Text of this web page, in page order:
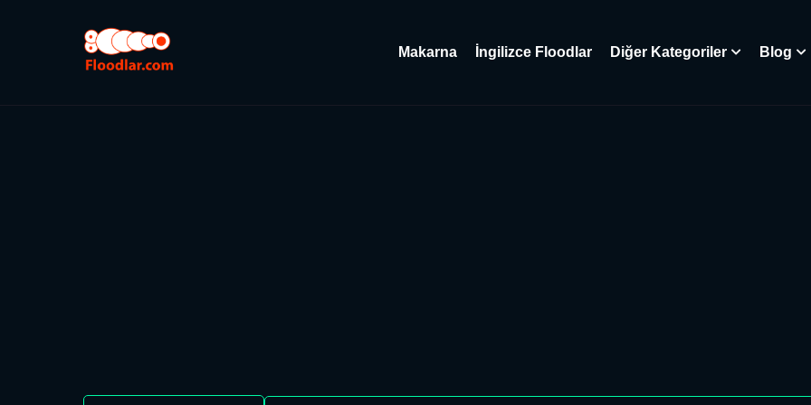
Makarna İngilizce Floodlar Diğer Kategoriler Blog